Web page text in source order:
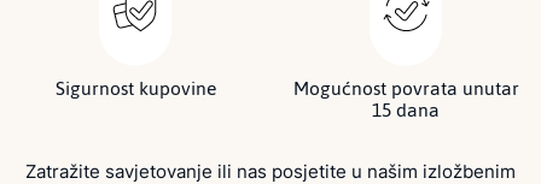
Sigurnost kupovine Mogućnost povrata unutar
15 dana
Zatražite savjetovanje ili nas posjetite u našim izložbenim